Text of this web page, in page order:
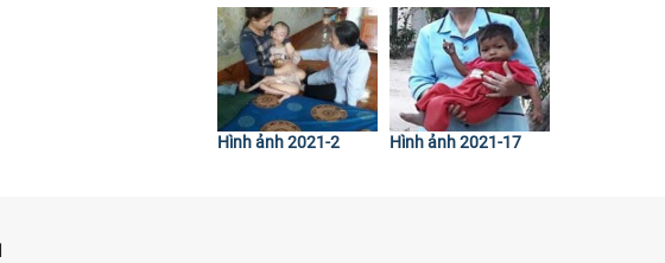
Hình ảnh 2021-2 Hình ảnh 2021-17